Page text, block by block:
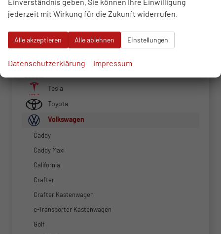
Peugeot
Seat
Tesla
Toyota
Volkswagen
Caddy
Caddy Maxi
California
Crafter
Crafter Kastenwagen
e-Transporter Kastenwagen
Golf
jederzeit mit Wirkung für die Zukunft widerrufen.
Alle akzeptieren Alle ablehnen Einstellungen
Datenschutzerklärung Impressum